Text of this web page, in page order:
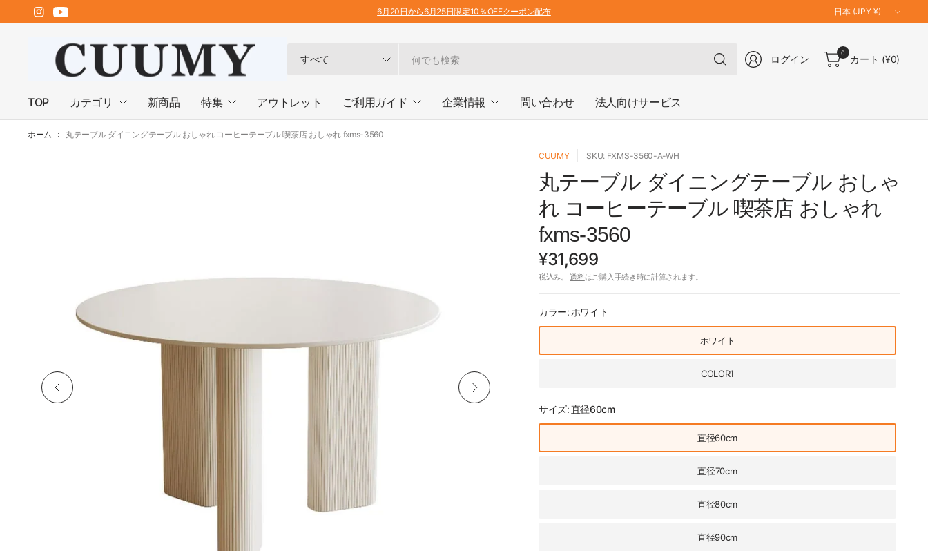
6月20日から6月25日限定10％OFFクーポン配布
国
／
域
を
で
索
ログイン
0
カート (¥0)
TOP カテゴリ 新商品 特集 アウトレット ご利用ガイド 企業情報 問い合わせ 法人向けサービス
ホーム 丸テーブル ダイニングテーブル おしゃれ コーヒーテーブル 喫茶店 おしゃれ fxms-3560
CUUMY SKU: FXMS-3560-A-WH
丸テーブル ダイニングテーブル おしゃ
れ コーヒーテーブル 喫茶店 おしゃれ
fxms-3560
¥31,699
税込み。送料はご購入手続き時に計算されます。
カラー: ホワイト
ホワイト
COLOR1
サイズ:直径60cm
直径60cm
直径70cm
直径80cm
直径90cm